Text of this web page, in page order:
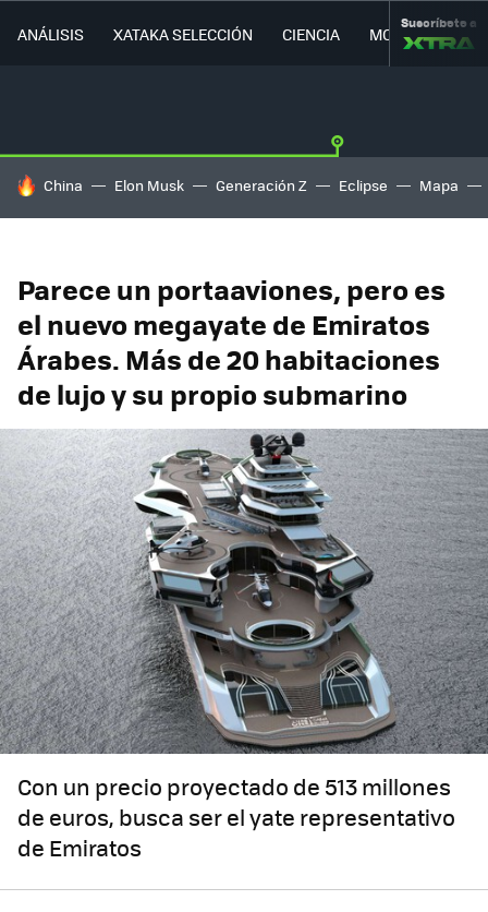
ANÁLISIS XATAKA SELECCIÓN CIENCIA MOVILIDAD
Suscríbete a
HOY SE HABLA DE
China Elon Musk Generación Z Eclipse Mapa
Parece un portaaviones, pero es
el nuevo megayate de Emiratos
Árabes. Más de 20 habitaciones
de lujo y su propio submarino
Con un precio proyectado de 513 millones
de euros, busca ser el yate representativo
de Emiratos